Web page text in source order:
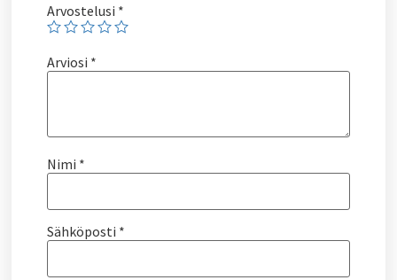
Arvostelusi *
Arviosi *
Nimi *
Sähköposti *